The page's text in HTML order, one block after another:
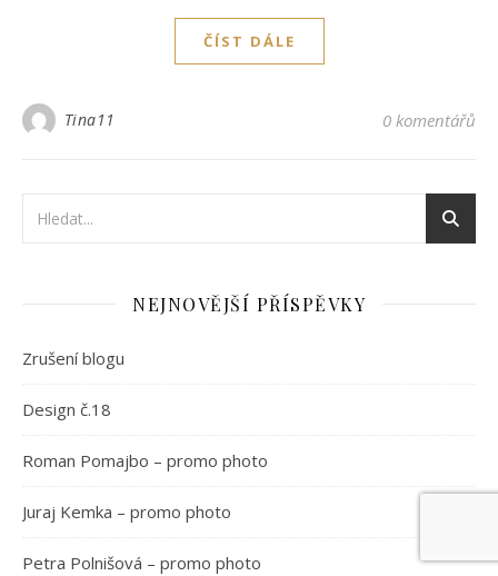
ČÍST DÁLE
Tina11 0 komentářů
NEJNOVĚJŠÍ PŘÍSPĚVKY
Zrušení blogu
Design č.18
Roman Pomajbo – promo photo
Juraj Kemka – promo photo
Petra Polnišová – promo photo